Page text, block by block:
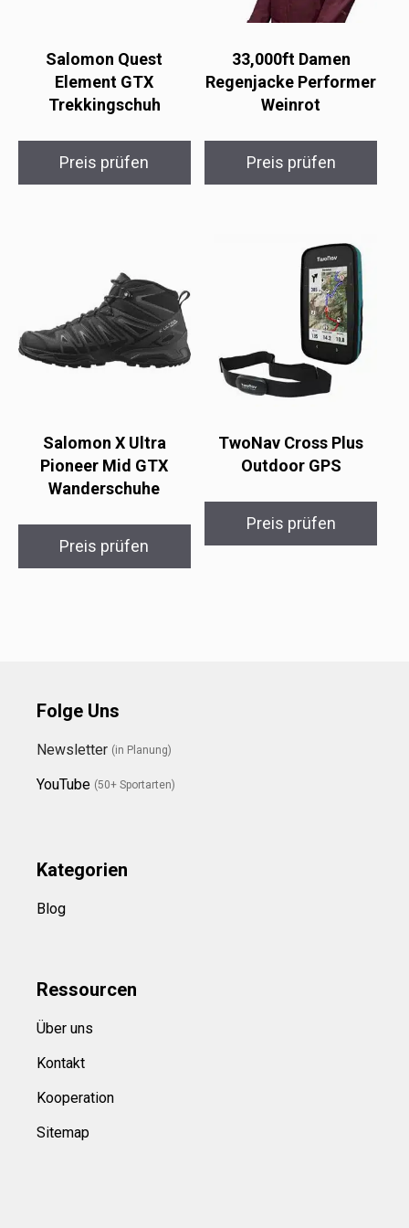
Salomon Quest
Element GTX
Trekkingschuh
Preis prüfen
33,000ft Damen
Regenjacke Performer
Weinrot
Preis prüfen
Salomon X Ultra
Pioneer Mid GTX
Wanderschuhe
Preis prüfen
TwoNav Cross Plus
Outdoor GPS
Preis prüfen
Folge Uns
Newsletter (in Planung)
YouTube (50+ Sportarten)
Kategorien
Blog
Ressourcen
Über uns
Kontakt
Kooperation
Sitemap